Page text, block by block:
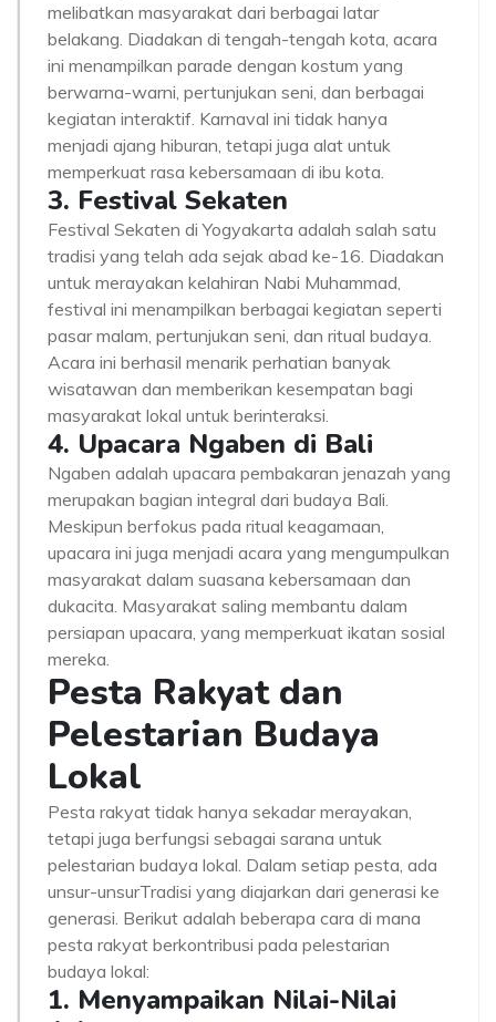
melibatkan masyarakat dari berbagai latar
belakang. Diadakan di tengah-tengah kota, acara
ini menampilkan parade dengan kostum yang
berwarna-warni, pertunjukan seni, dan berbagai
kegiatan interaktif. Karnaval ini tidak hanya
menjadi ajang hiburan, tetapi juga alat untuk
memperkuat rasa kebersamaan di ibu kota.
3. Festival Sekaten
Festival Sekaten di Yogyakarta adalah salah satu
tradisi yang telah ada sejak abad ke-16. Diadakan
untuk merayakan kelahiran Nabi Muhammad,
festival ini menampilkan berbagai kegiatan seperti
pasar malam, pertunjukan seni, dan ritual budaya.
Acara ini berhasil menarik perhatian banyak
wisatawan dan memberikan kesempatan bagi
masyarakat lokal untuk berinteraksi.
4. Upacara Ngaben di Bali
Ngaben adalah upacara pembakaran jenazah yang
merupakan bagian integral dari budaya Bali.
Meskipun berfokus pada ritual keagamaan,
upacara ini juga menjadi acara yang mengumpulkan
masyarakat dalam suasana kebersamaan dan
dukacita. Masyarakat saling membantu dalam
persiapan upacara, yang memperkuat ikatan sosial
mereka.
Pesta Rakyat dan
Pelestarian Budaya
Lokal
Pesta rakyat tidak hanya sekadar merayakan,
tetapi juga berfungsi sebagai sarana untuk
pelestarian budaya lokal. Dalam setiap pesta, ada
unsur-unsurTradisi yang diajarkan dari generasi ke
generasi. Berikut adalah beberapa cara di mana
pesta rakyat berkontribusi pada pelestarian
budaya lokal:
1. Menyampaikan Nilai-Nilai